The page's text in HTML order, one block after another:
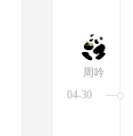
04-30
周吟